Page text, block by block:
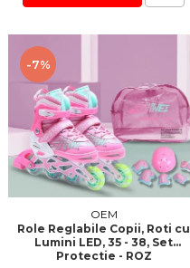
-7%
OEM
Role Reglabile Copii, Roti cu
Lumini LED, 35 - 38, Set
Protectie - ROZ